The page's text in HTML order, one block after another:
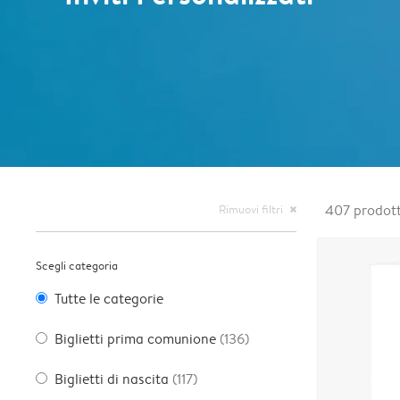
Rimuovi filtri close
Scegli categoria
Tutte le categorie
Biglietti prima comunione (136)
Biglietti di nascita (117)
407